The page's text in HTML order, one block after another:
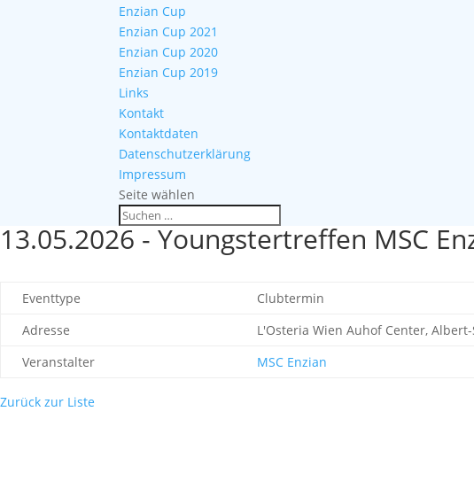
Enzian Cup
Enzian Cup 2021
Enzian Cup 2020
Enzian Cup 2019
Links
Kontakt
Kontaktdaten
Datenschutzerklärung
Impressum
Seite wählen
13.05.2026 - Youngstertreffen MSC
Eventtype
Clubtermin
Adresse
L'Osteria Wien Auhof Center,
Veranstalter
MSC Enzian
Zurück zur Liste